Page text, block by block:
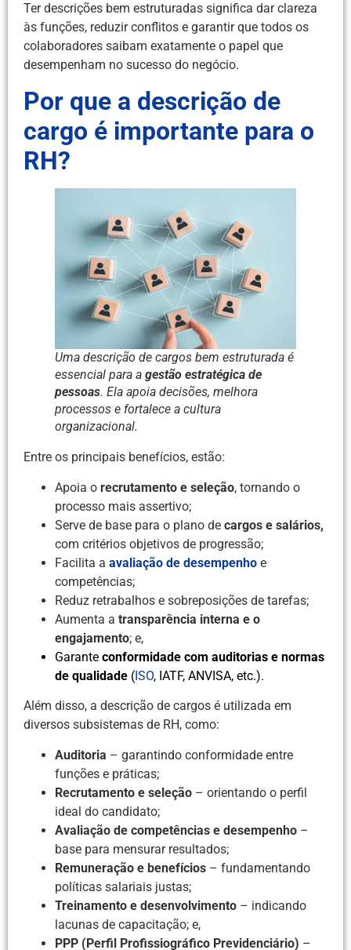
Ter descrições bem estruturadas significa dar clareza
às funções, reduzir conflitos e garantir que todos os
colaboradores saibam exatamente o papel que
desempenham no sucesso do negócio.
Por que a descrição de
cargo é importante para o
RH?
Uma descrição de cargos bem estruturada é
essencial para a gestão estratégica de
pessoas. Ela apoia decisões, melhora
processos e fortalece a cultura
organizacional.
Entre os principais benefícios, estão:
Apoia o recrutamento e seleção, tornando o
processo mais assertivo;
Serve de base para o plano de cargos e salários,
com critérios objetivos de progressão;
Facilita a avaliação de desempenho e
competências;
Reduz retrabalhos e sobreposições de tarefas;
Aumenta a transparência interna e o
engajamento; e,
Garante conformidade com auditorias e normas
de qualidade (ISO, IATF, ANVISA, etc.).
Além disso, a descrição de cargos é utilizada em
diversos subsistemas de RH, como:
Auditoria – garantindo conformidade entre
funções e práticas;
Recrutamento e seleção – orientando o perfil
ideal do candidato;
Avaliação de competências e desempenho –
base para mensurar resultados;
Remuneração e benefícios – fundamentando
políticas salariais justas;
Treinamento e desenvolvimento – indicando
lacunas de capacitação; e,
PPP (Perfil Profissiográfico Previdenciário) –